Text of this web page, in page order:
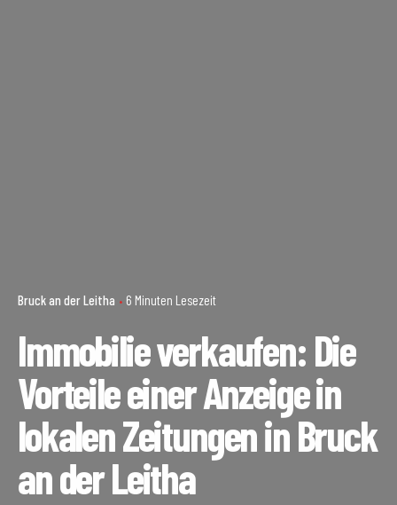
Bruck an der Leitha 6 Minuten Lesezeit
Immobilie verkaufen: Die
Vorteile einer Anzeige in
lokalen Zeitungen in Bruck
an der Leitha